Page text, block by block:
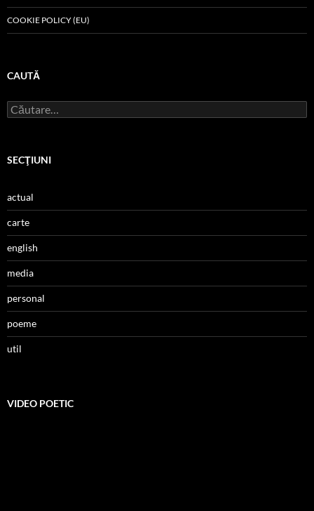
COOKIE POLICY (EU)
CAUTĂ
Caută
după:
SECŢIUNI
actual
carte
english
media
personal
poeme
util
VIDEO POETIC